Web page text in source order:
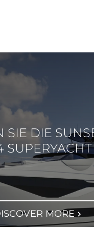
SIE DIE
SUPERYACHT
MORE